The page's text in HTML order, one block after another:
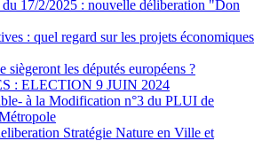
17/2/2025 : nouvelle déliberation "Don
: quel regard sur les projets économiques
siègeront les députés européens ?
: ELECTION 9 JUIN 2024
à la Modification n°3 du PLUI de
Stratégie Nature en Ville et